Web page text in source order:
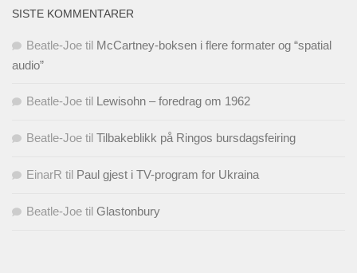
SISTE KOMMENTARER
Beatle-Joe til McCartney-boksen i flere formater og “spatial
audio”
Beatle-Joe til Lewisohn – foredrag om 1962
Beatle-Joe til Tilbakeblikk på Ringos bursdagsfeiring
EinarR til Paul gjest i TV-program for Ukraina
Beatle-Joe til Glastonbury